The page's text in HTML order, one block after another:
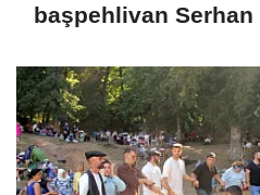
başpehlivan